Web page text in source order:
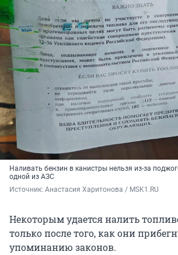
Наливать бензин в канистры нельзя из-за
одной из АЗС
Источник: Анастасия Харитонова / MSK1.RU
Некоторым удается налить
только после того, как они
упоминанию законов.